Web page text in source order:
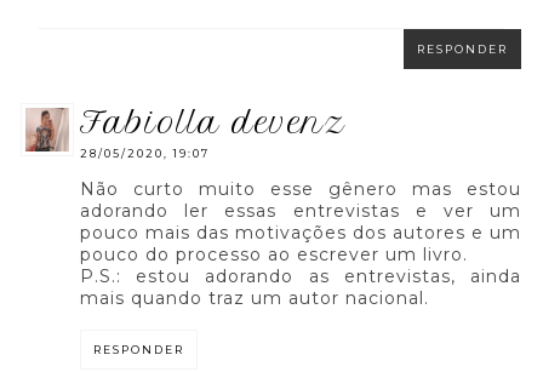
RESPONDER
fabiolla devenz
28/05/2020, 19:07
Não curto muito esse gênero mas estou
adorando ler essas entrevistas e ver um
pouco mais das motivações dos autores e um
pouco do processo ao escrever um livro.
P.S.: estou adorando as entrevistas, ainda
mais quando traz um autor nacional.
RESPONDER